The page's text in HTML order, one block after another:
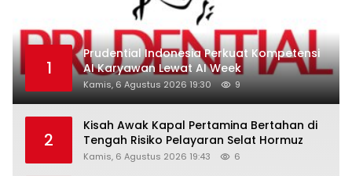
1
Prudential Indonesia Perkuat Kompetensi
AI Karyawan Lewat AI Week
Kamis, 6 Agustus 2026 19:30 9
2
Kisah Awak Kapal Pertamina Bertahan di
Tengah Risiko Pelayaran Selat Hormuz
Kamis, 6 Agustus 2026 19:43 6